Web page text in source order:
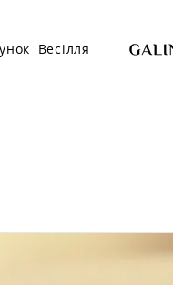
Весілля